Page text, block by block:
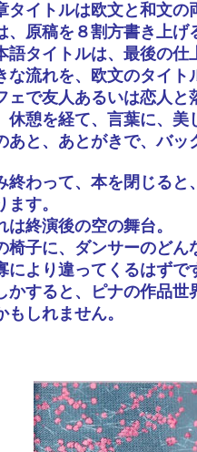
タイトルは欧文と和文の
、原稿を８割方書き上げ
語タイトルは、最後の
な流れを、欧文のタイト
ェで友人あるいは恋人
休憩を経て、言葉に、
あと、あとがきで、バ
終わって、本を閉じると
ます。
は終演後の空の舞台。
椅子に、ダンサーのど
により違ってくるはずで
かすると、ピナの作品
もしれません。